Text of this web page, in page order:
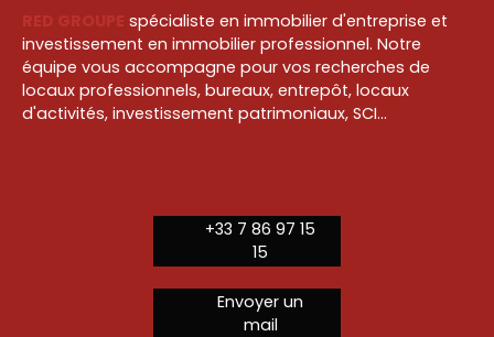
spécialiste en immobilier d'entreprise et
investissement en immobilier professionnel. Notre
équipe vous accompagne pour vos recherches de
locaux professionnels, bureaux, entrepôt, locaux
d'activités, investissement patrimoniaux, SCI...
+33 7 86 97 15
15
Envoyer un
mail